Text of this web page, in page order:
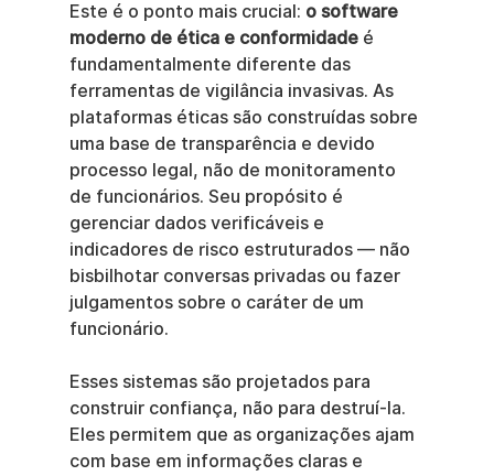
Este é o ponto mais crucial: o software
moderno de ética e conformidade é
fundamentalmente diferente das
ferramentas de vigilância invasivas. As
plataformas éticas são construídas sobre
uma base de transparência e devido
processo legal, não de monitoramento
de funcionários. Seu propósito é
gerenciar dados verificáveis e
indicadores de risco estruturados — não
bisbilhotar conversas privadas ou fazer
julgamentos sobre o caráter de um
funcionário.
Esses sistemas são projetados para
construir confiança, não para destruí-la.
Eles permitem que as organizações ajam
com base em informações claras e